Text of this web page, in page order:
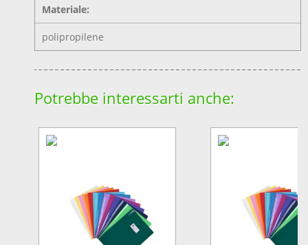
Materiale:
polipropilene
Potrebbe interessarti anche: